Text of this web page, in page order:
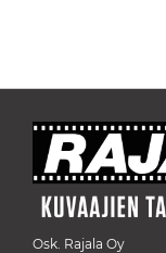
Osk. Rajala Oy